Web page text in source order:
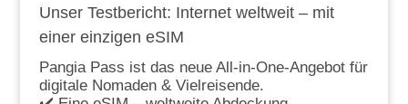
Unser Testbericht: Internet weltweit – mit
einer einzigen eSIM
Pangia Pass ist das neue All-in-One-Angebot für
digitale Nomaden & Vielreisende.